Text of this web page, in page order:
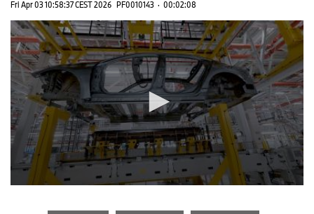
Fri Apr 03 10:58:37 CEST 2026 PF0010143 · 00:02:08